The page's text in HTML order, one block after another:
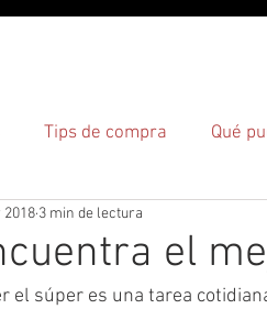
Tips de compra Qué
Pagos y entregas
el
2018 3 min de lectura
el súper es una tarea